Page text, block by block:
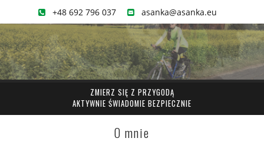
+48 692 796 037 asanka@asanka.eu
ZMIERZ SIĘ Z PRZYGODĄ
AKTYWNIE ŚWIADOMIE BEZPIECZNIE
O mnie